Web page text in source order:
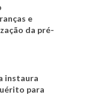
e
da pré-
instaura
para